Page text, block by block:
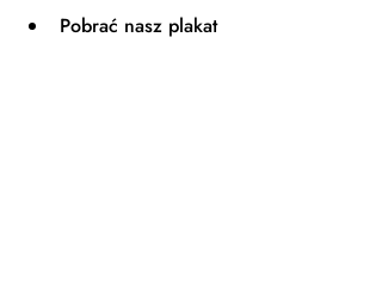
Pobrać nasz plakat